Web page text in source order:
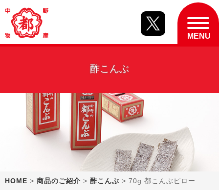
酢こんぶ
HOME > 商品のご紹介 > 酢こんぶ > 70g 都こんぶピロー